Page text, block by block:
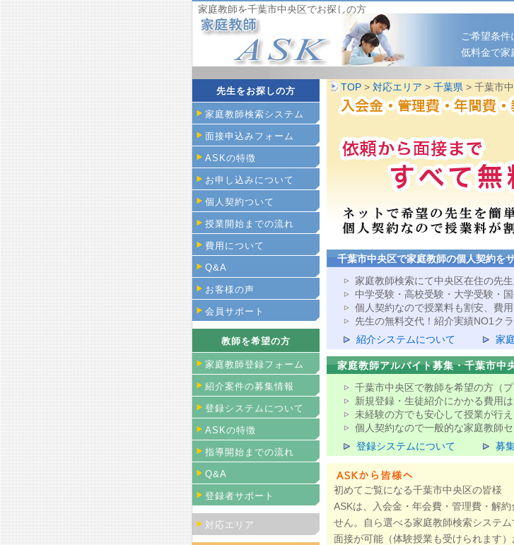
家庭教師を千葉市中央区でお探しの方
ご希望条
低料金で家
TOP > 対応エリア > 千葉県 > 千葉市
千葉市中央区で家庭教師の個人契約を
家庭教師検索にて中央区在住の先
中学受験・高校受験・大学受験・
個人契約なので授業料も割安、費
先生の無料交代！紹介実績NO1ク
紹介システムについて
家
家庭教師アルバイト募集・千葉市中
千葉市中央区で教師を希望の方（
新規登録・生徒紹介にかかる費用
未経験の方でも安心して授業が行
個人契約なので一般的な家庭教師
登録システムについて
募
初めてご覧になる千葉市中央区の皆様
ASKは、入会金・年会費・管理費・解
せん。自ら選べる家庭教師検索システ
面接が可能（体験授業も受けられます
先生をお探しの方
家庭教師検索システム
面接申込みフォーム
ASKの特徴
お申し込みについて
個人契約ついて
授業開始までの流れ
費用について
Q&A
お客様の声
会員サポート
教師を希望の方
家庭教師登録フォーム
紹介案件の募集情報
登録システムについて
ASKの特徴
指導開始までの流れ
Q&A
登録者サポート
対応エリア